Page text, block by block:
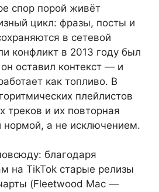
спор порой живёт
цикл: фразы, посты и
в сетевой
конфликт в 2013 году был
оставил контекст — и
как топливо. В
плейлистов
треков и их повторная
нормой, а не исключением.
благодаря
на TikTok старые релизы
(Fleetwood Mac —